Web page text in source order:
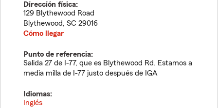
Dirección física:
129 Blythewood Road
Blythewood, SC 29016
Cómo llegar
Punto de referencia:
Salida 27 de I-77, que es Blythewood Rd. Estamos a
media milla de I-77 justo después de IGA
Idiomas:
Inglés